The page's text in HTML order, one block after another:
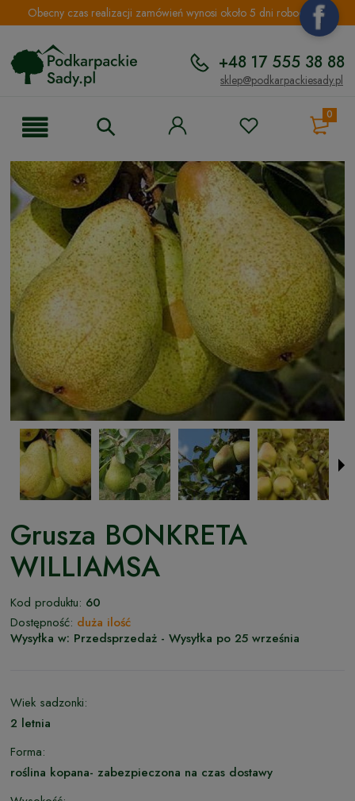
Obecny czas realizacji zamówień wynosi około 5 dni roboczych.
+48 17 555 38 88
sklep@podkarpackiesady.pl
0
Grusza BONKRETA
WILLIAMSA
Kod produktu: 60
Dostępność: duża ilość
Wysyłka w: Przedsprzedaż - Wysyłka po 25 września
Wiek sadzonki:
2 letnia
Forma:
roślina kopana- zabezpieczona na czas dostawy